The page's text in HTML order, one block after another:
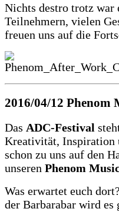
Nichts destro trotz war
Teilnehmern, vielen
freuen uns auf die
2016/04/12 Phenom
Das ADC-Festival
Kreativität, Inspiration
schon zu uns auf den
unseren Phenom
Was erwartet euch
der Barbarabar wird